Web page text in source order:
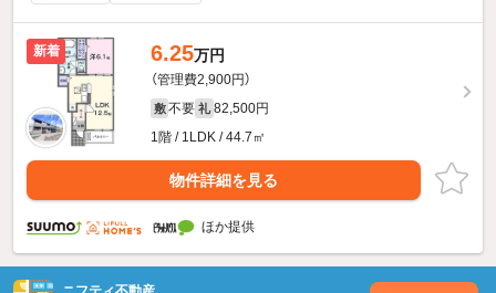
新着 6.25万円
（管理費2,900円）
敷 不要 礼 82,500円
1階 / 1LDK / 44.7㎡
物件詳細を見る
ほか提供